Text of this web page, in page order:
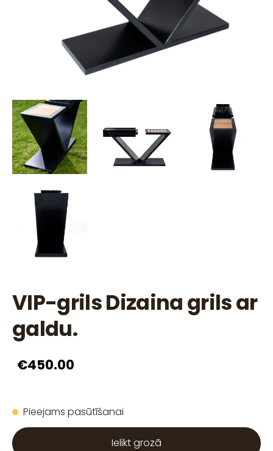
VIP-grils Dizaina grils ar
galdu.
€450.00
Pieejams pasūtīšanai
Ielikt grozā